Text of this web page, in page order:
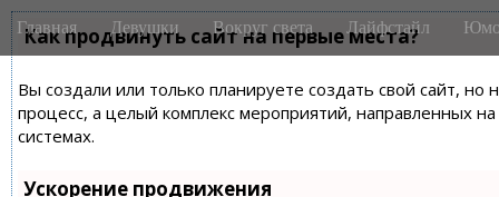
Как продвинуть сайт на первые места?
Вы создали или только планируете создать свой сайт,
процесс, а целый комплекс мероприятий, направленных
системах.
Ускорение продвижения
M
a
n
m
e
n
i
Главная Девушки Вокруг света Лайфстайл